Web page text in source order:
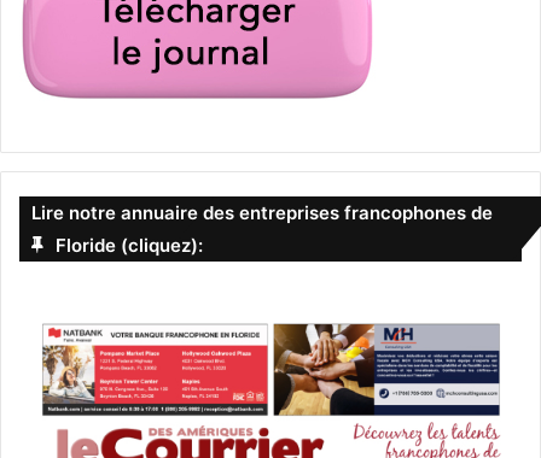
Lire notre annuaire des entreprises francophones de
Floride (cliquez):